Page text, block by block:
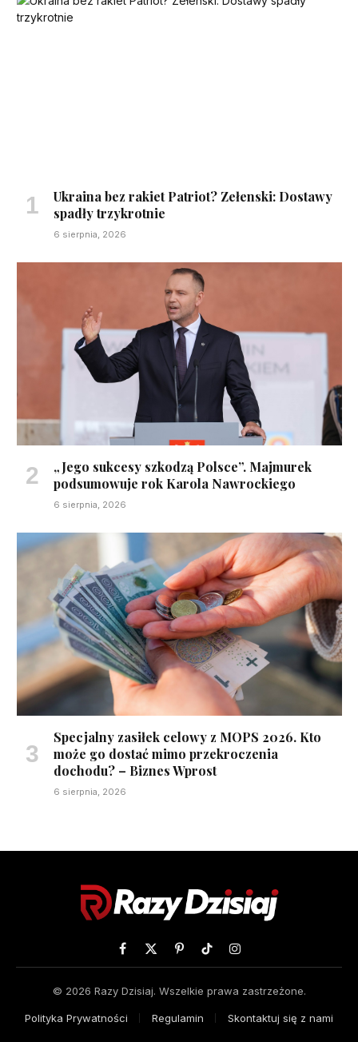
Ukraina bez rakiet Patriot? Zełenski: Dostawy
spadły trzykrotnie
6 sierpnia, 2026
„Jego sukcesy szkodzą Polsce”. Majmurek
podsumowuje rok Karola Nawrockiego
6 sierpnia, 2026
Specjalny zasiłek celowy z MOPS 2026. Kto
może go dostać mimo przekroczenia
dochodu? – Biznes Wprost
6 sierpnia, 2026
Facebook
X
PinterestTikTokInstagram
© 2026 Razy Dzisiaj. Wszelkie prawa zastrzeżone.
Polityka Prywatności Regulamin Skontaktuj się z nami